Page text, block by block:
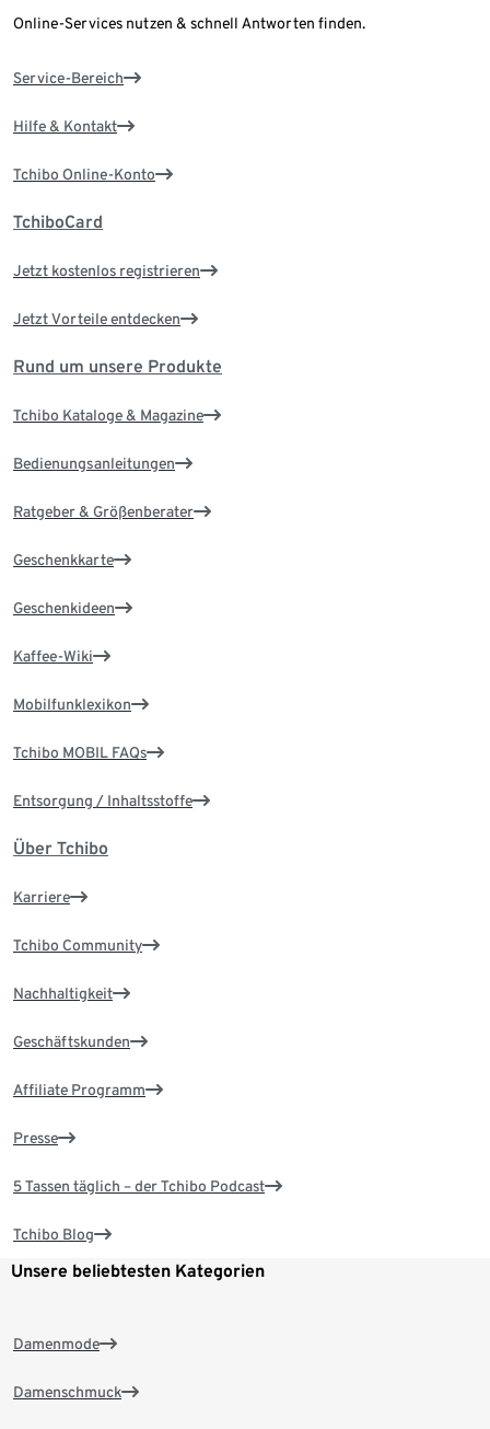
Online-Services nutzen & schnell Antworten finden.
Service-Bereich
Hilfe & Kontakt
Tchibo Online-Konto
TchiboCard
Jetzt kostenlos registrieren
Jetzt Vorteile entdecken
Rund um unsere Produkte
Tchibo Kataloge & Magazine
Bedienungsanleitungen
Ratgeber & Größenberater
Geschenkkarte
Geschenkideen
Kaffee-Wiki
Mobilfunklexikon
Tchibo MOBIL FAQs
Entsorgung / Inhaltsstoffe
Über Tchibo
Karriere
Tchibo Community
Nachhaltigkeit
Geschäftskunden
Affiliate Programm
Presse
5 Tassen täglich – der Tchibo Podcast
Tchibo Blog
Unsere beliebtesten Kategorien
Damenmode
Damenschmuck